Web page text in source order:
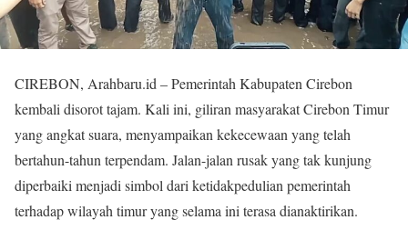
CIREBON, Arahbaru.id – Pemerintah Kabupaten Cirebon
kembali disorot tajam. Kali ini, giliran masyarakat Cirebon Timur
yang angkat suara, menyampaikan kekecewaan yang telah
bertahun-tahun terpendam. Jalan-jalan rusak yang tak kunjung
diperbaiki menjadi simbol dari ketidakpedulian pemerintah
terhadap wilayah timur yang selama ini terasa dianaktirikan.